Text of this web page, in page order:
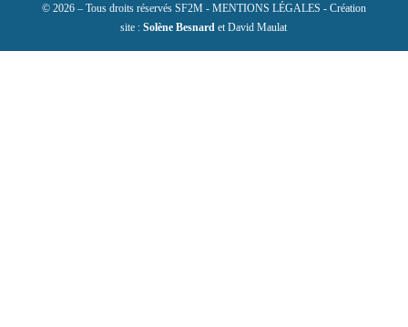
© 2026 – Tous droits réservés SF2M - MENTIONS LÉGALES - Création
site :Solène Besnard et David Maulat